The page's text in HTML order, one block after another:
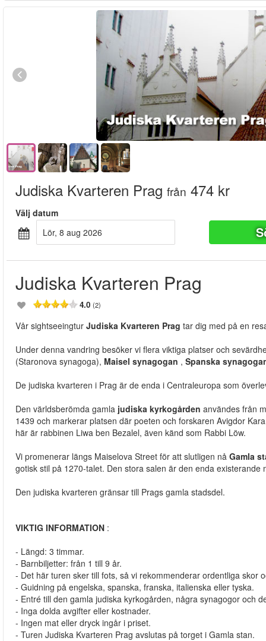
Judiska Kvarteren Prag från 474 kr
Välj datum
lör, 8 aug 2026
Judiska Kvarteren Prag
4.0 (2)
Vår sightseeingtur Judiska Kvarteren Prag tar dig med på en
Under denna vandring besöker vi flera viktiga platser och
(Staronova synagoga), Maisel synagogan , Spanska
De judiska kvarteren i Prag är de enda i Centraleuropa som
Den världsberömda gamla judiska kyrkogården användes från
1439 och markerar platsen där poeten och forskaren Avigdor
här är rabbinen Liwa ben Bezalel, även känd som Rabbi Löw.
Vi promenerar längs Maiselova Street för att slutligen nå Gamla
gotisk stil på 1270-talet. Den stora salen är den enda existerande
Den judiska kvarteren gränsar till Prags gamla stadsdel.
VIKTIG INFORMATION :
- Längd: 3 timmar.
- Barnbiljetter: från 1 till 9 år.
- Det här turen sker till fots, så vi rekommenderar ordentliga skor
- Guidning på engelska, spanska, franska, italienska eller tyska.
- Entré till den gamla judiska kyrkogården, några synagogor och
- Inga dolda avgifter eller kostnader.
- Ingen mat eller dryck ingår i priset.
- Turen Judiska Kvarteren Prag avslutas på torget i Gamla stan.